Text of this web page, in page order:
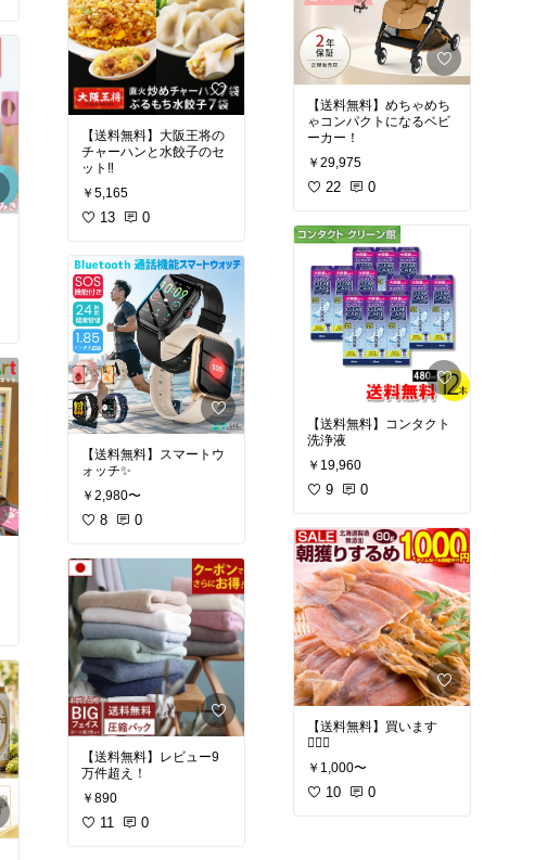
【送料無料】大阪王将の
チャーハンと水餃子のセ
ット‼️
￥5,165
13 0
【送料無料】スマートウ
ォッチ✨
￥2,980〜
8 0
【送料無料】レビュー9
万件超え！
￥890
11 0
【送料無料】めちゃめち
ゃコンパクトになるベビ
ーカー！
￥29,975
22 0
【送料無料】コンタクト
洗浄液
￥19,960
9 0
【送料無料】買います
🙋🏻‍♀️
￥1,000〜
10 0